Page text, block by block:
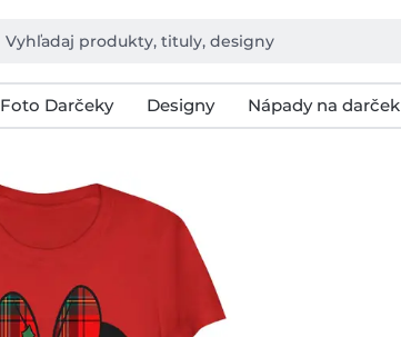
Foto Darčeky Designy Nápady na darček